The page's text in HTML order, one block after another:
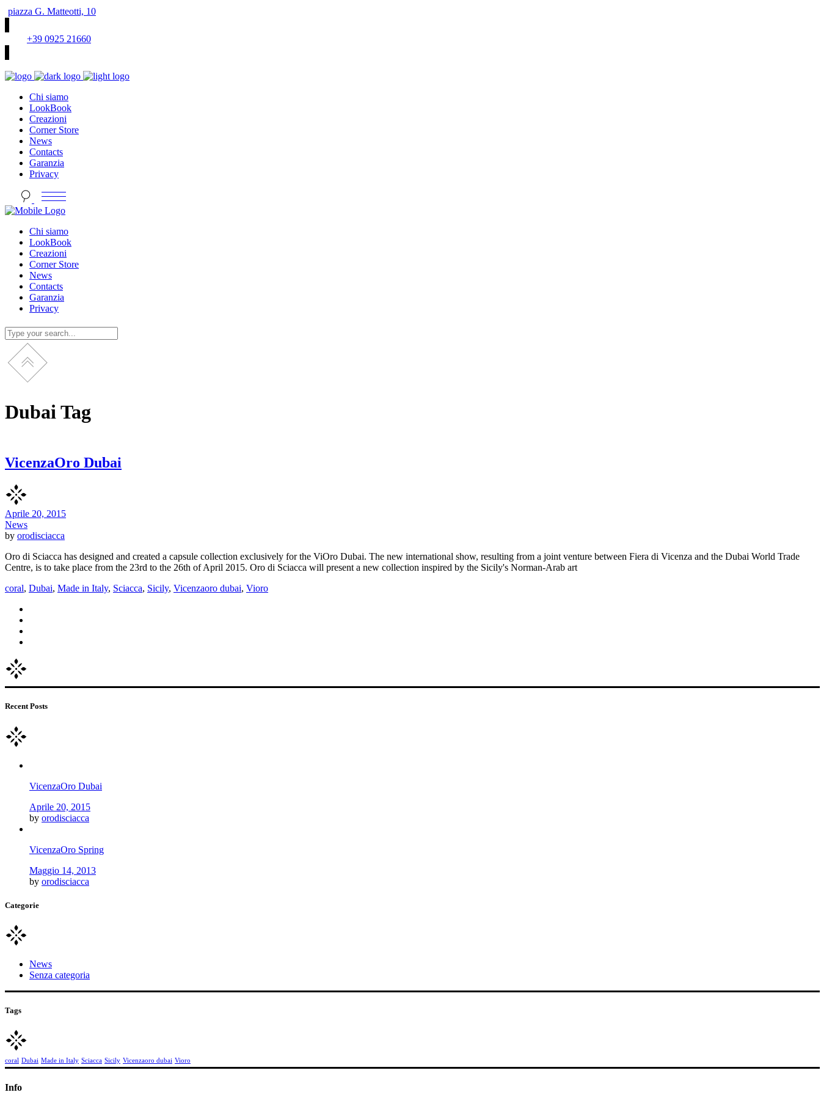
piazza G. Matteotti, 10
+39 0925 21660
Chi siamo
LookBook
Creazioni
Corner Store
News
Contacts
Garanzia
Privacy
Chi siamo
LookBook
Creazioni
Corner Store
News
Contacts
Garanzia
Privacy
Dubai Tag
VicenzaOro Dubai
Aprile 20, 2015
News
by orodisciacca
Oro di Sciacca has designed and created a capsule collection exclusively for the ViOro Dubai. The new international show, resulting from a joint venture between Fiera di Vicenza and the Dubai World Trade
Centre, is to take place from the 23rd to the 26th of April 2015. Oro di Sciacca will present a new collection inspired by the Sicily's Norman-Arab art
coral, Dubai, Made in Italy, Sciacca, Sicily, Vicenzaoro dubai, Vioro
Recent Posts
VicenzaOro Dubai
Aprile 20, 2015
by orodisciacca
VicenzaOro Spring
Maggio 14, 2013
by orodisciacca
Categorie
News
Senza categoria
Tags
coral Dubai Made in Italy Sciacca Sicily Vicenzaoro dubai Vioro
Info